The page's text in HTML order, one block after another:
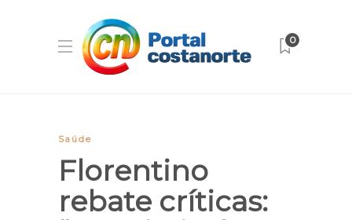
0
Saúde
Florentino
rebate críticas: